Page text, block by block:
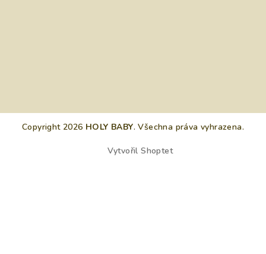
Copyright 2026 HOLY BABY. Všechna práva vyhrazena.
Vytvořil Shoptet